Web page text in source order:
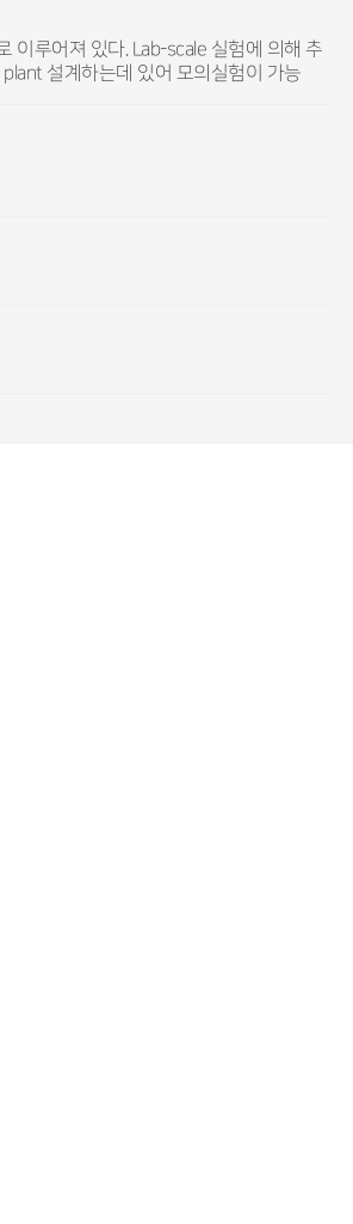
이루어져 있다. Lab-scale 실험에 의해 추
설계하는데 있어 모의실험이 가능